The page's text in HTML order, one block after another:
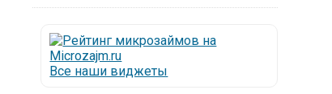
Все наши виджеты